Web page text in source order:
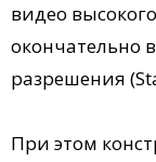
видео
окончательно
разрешения
При этом